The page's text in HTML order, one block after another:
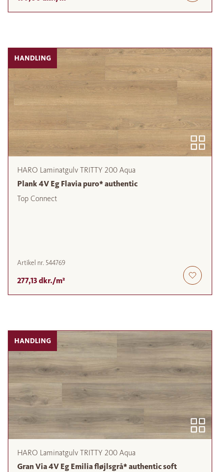
HANDLING
HARO Laminatgulv TRITTY 200 Aqua
Plank 4V Eg Flavia puro* authentic
Top Connect
Artikel nr. 544769
277,13 dkr./m²
HANDLING
HARO Laminatgulv TRITTY 200 Aqua
Gran Via 4V Eg Emilia fløjlsgrå* authentic soft